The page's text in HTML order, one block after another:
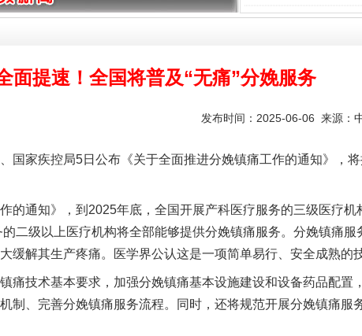
面提速！全国将普及“无痛”分娩服务
发布时间：2025-06-06 来源：
家疾控局5日公布《关于全面推进分娩镇痛工作的通知》，
通知》，到2025年底，全国开展产科医疗服务的三级医疗机
二级以上医疗机构将全部能够提供分娩镇痛服务。分娩镇痛服
缓解其生产疼痛。医学界公认这是一项简单易行、安全成熟的
技术基本要求，加强分娩镇痛基本设施建设和设备药品配置
制、完善分娩镇痛服务流程。同时，还将规范开展分娩镇痛服